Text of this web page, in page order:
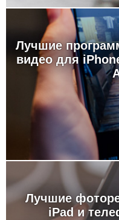
Лучшие
видео для
Лучшие
iPad и